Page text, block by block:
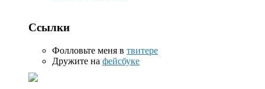
Ссылки
Фолловьте меня в твитере
Дружите на фейсбуке